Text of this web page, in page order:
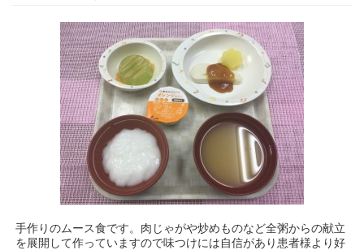
手作りのムース食です。肉じゃがや炒めものなど全粥からの献立
を展開して作っていますので味つけには自信があり患者様より好